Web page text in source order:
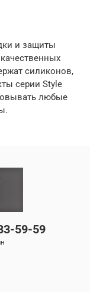
и защиты
силиконов,
серии Style
любые
59-59